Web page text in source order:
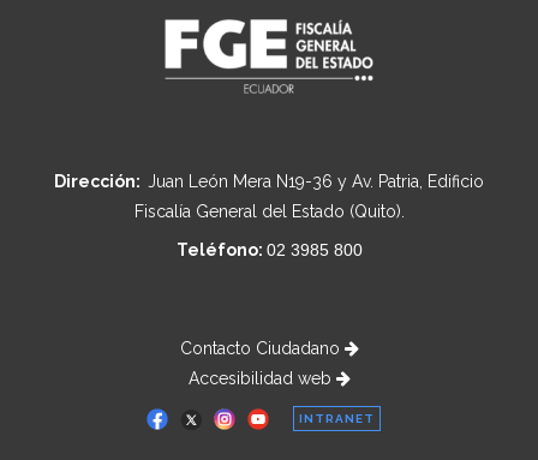
Dirección: Juan León Mera N19-36 y Av. Patria, Edificio
Fiscalía General del Estado (Quito).
Teléfono: 02 3985 800
Contacto Ciudadano
Accesibilidad web
INTRANET